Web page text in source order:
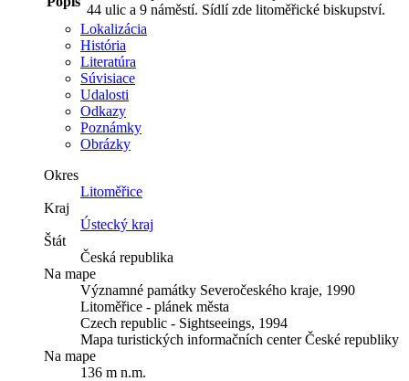
44 ulic a 9 náměstí. Sídlí zde litoměřické biskupství.
Lokalizácia
História
Literatúra
Súvisiace
Udalosti
Odkazy
Poznámky
Obrázky
Okres
Litoměřice
Kraj
Ústecký kraj
Štát
Česká republika
Na mape
Významné památky Severočeského kraje, 1990
Litoměřice - plánek města
Czech republic - Sightseeings, 1994
Mapa turistických informačních center České republiky
Na mape
136 m n.m.